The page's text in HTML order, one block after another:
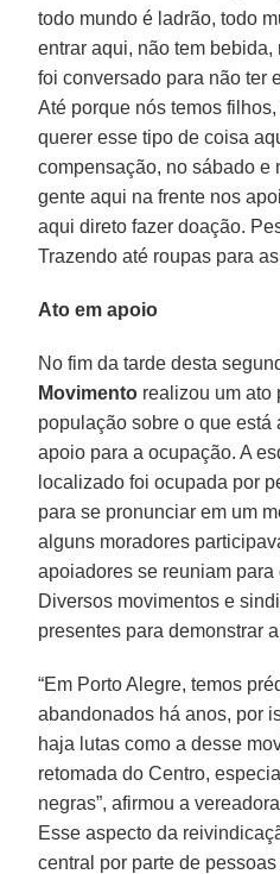
todo mundo é ladrão, todo
entrar aqui, não tem
foi conversado para não ter
Até porque nós temos
querer esse tipo de coisa
compensação, no sábado e
gente aqui na frente nos
aqui direto fazer doação.
Trazendo até roupas para
Ato em apoio
No fim da tarde desta
Movimento realizou um ato
população sobre o que
apoio para a ocupação. A
localizado foi ocupada por
para se pronunciar em um
alguns moradores
apoiadores se reuniam para
Diversos movimentos e
presentes para demonstrar
“Em Porto Alegre, temos
abandonados há anos, por
haja lutas como a desse
retomada do Centro,
negras”, afirmou a vereadora
Esse aspecto da
central por parte de